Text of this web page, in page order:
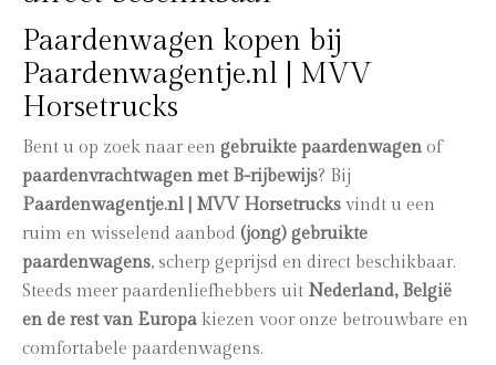
Paardenwagen kopen bij
Paardenwagentje.nl | MVV
Horsetrucks
Bent u op zoek naar een gebruikte paardenwagen of
paardenvrachtwagen met B-rijbewijs? Bij
Paardenwagentje.nl | MVV Horsetrucks vindt u een
ruim en wisselend aanbod (jong) gebruikte
paardenwagens, scherp geprijsd en direct beschikbaar.
Steeds meer paardenliefhebbers uit Nederland, België
en de rest van Europa kiezen voor onze betrouwbare en
comfortabele paardenwagens.